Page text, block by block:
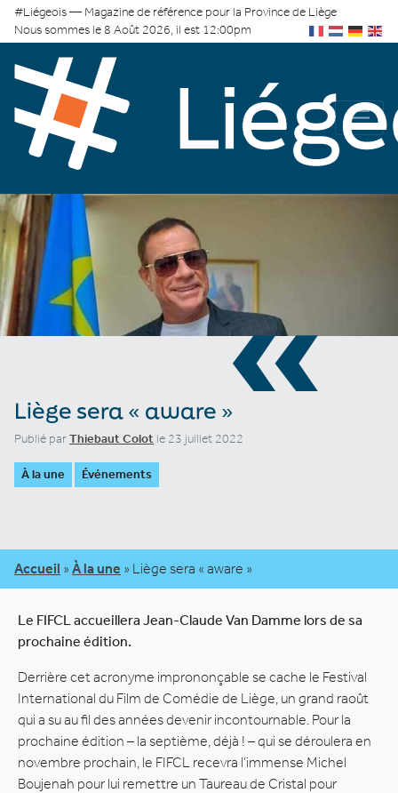
#Liégeois — Magazine de référence pour la Province de Liège
Nous sommes le 8 Août 2026, il est 12:00pm
«
Liège sera « aware »
Publié parThiebaut Colot le 23 juillet 2022
À la une Événements
Accueil » À la une » Liège sera « aware »
Le FIFCL accueillera Jean-Claude Van Damme lors de sa
prochaine édition.
Derrière cet acronyme imprononçable se cache le Festival
International du Film de Comédie de Liège, un grand raoût
qui a su au fil des années devenir incontournable. Pour la
prochaine édition – la septième, déjà ! – qui se déroulera en
novembre prochain, le FIFCL recevra l’immense Michel
Boujenah pour lui remettre un Taureau de Cristal pour